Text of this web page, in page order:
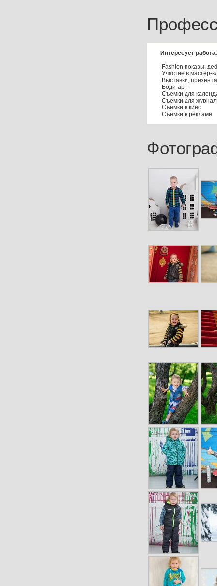
Интересует работа:
Fashion показы,
Участие в мастер-
Выставки,
Боди-арт
Съемки для
Съемки для
Съемки в кино
Съемки в рекламе